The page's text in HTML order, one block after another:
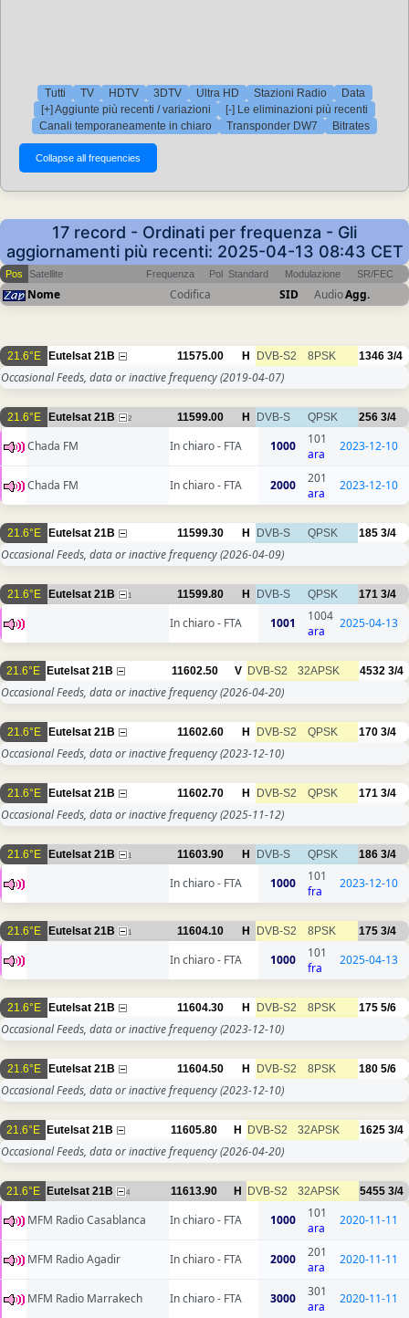
Tutti TV HDTV 3DTV Ultra HD Stazioni Radio
Data
[+] Aggiunte più recenti / variazioni
[-] Le eliminazioni più recenti
Canali temporaneamente in chiaro
Transponder DW7 Bitrates
17 record - Ordinati per frequenza - Gli
aggiornamenti più recenti: 2025-04-13 08:43 CET
Pos Satellite Frequenza Pol Standard Modulazione SR/FEC
Nome Codifica SID AudioAgg.
21.6°E Eutelsat 21B 11575.00 H DVB-S2 8PSK 1346 3/4
Occasional Feeds, data or inactive frequency(2019-04-07)
21.6°E Eutelsat 21B 2 11599.00 H DVB-S QPSK 256 3/4
Chada FM In chiaro - FTA 1000
101
ara
2023-12-10
Chada FM In chiaro - FTA 2000
201
ara
2023-12-10
21.6°E Eutelsat 21B 11599.30 H DVB-S QPSK 185 3/4
Occasional Feeds, data or inactive frequency(2026-04-09)
21.6°E Eutelsat 21B 1 11599.80 H DVB-S QPSK 171 3/4
In chiaro - FTA 1001
1004
ara
2025-04-13
21.6°E Eutelsat 21B 11602.50 V DVB-S2 32APSK 4532 3/4
Occasional Feeds, data or inactive frequency(2026-04-20)
21.6°E Eutelsat 21B 11602.60 H DVB-S2 QPSK 170 3/4
Occasional Feeds, data or inactive frequency(2023-12-10)
21.6°E Eutelsat 21B 11602.70 H DVB-S2 QPSK 171 3/4
Occasional Feeds, data or inactive frequency(2025-11-12)
21.6°E Eutelsat 21B 1 11603.90 H DVB-S QPSK 186 3/4
In chiaro - FTA 1000
101
fra
2023-12-10
21.6°E Eutelsat 21B 1 11604.10 H DVB-S2 8PSK 175 3/4
In chiaro - FTA 1000
101
fra
2025-04-13
21.6°E Eutelsat 21B 11604.30 H DVB-S2 8PSK 175 5/6
Occasional Feeds, data or inactive frequency(2023-12-10)
21.6°E Eutelsat 21B 11604.50 H DVB-S2 8PSK 180 5/6
Occasional Feeds, data or inactive frequency(2023-12-10)
21.6°E Eutelsat 21B 11605.80 H DVB-S2 32APSK 1625 3/4
Occasional Feeds, data or inactive frequency(2026-04-20)
21.6°E Eutelsat 21B 4 11613.90 H DVB-S2 32APSK 5455 3/4
MFM Radio Casablanca In chiaro - FTA 1000
101
ara
2020-11-11
MFM Radio Agadir In chiaro - FTA 2000
201
ara
2020-11-11
MFM Radio Marrakech In chiaro - FTA 3000
301
ara
2020-11-11